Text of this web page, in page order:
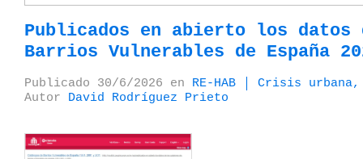
UPM
Sostenibilidad
-
giua+s
-
Publicados en abierto los datos
Barrios Vulnerables de España
Publicado 30/6/2026 en
RE-HAB │ Crisis
Autor
David Rodríguez Prieto